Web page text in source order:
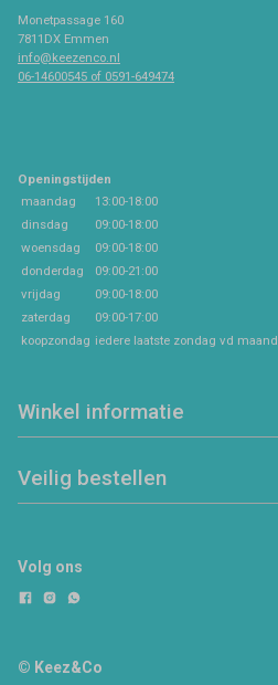
Monetpassage 160
7811DX Emmen
info@keezenco.nl
06-14600545 of 0591-649474
Openingstijden
maandag
13:00-18:00
dinsdag
09:00-18:00
woensdag
09:00-18:00
donderdag
09:00-21:00
vrijdag
09:00-18:00
zaterdag
09:00-17:00
koopzondag iedere laatste zondag vd maand
Winkel informatie
Veilig bestellen
Volg ons
© Keez&Co